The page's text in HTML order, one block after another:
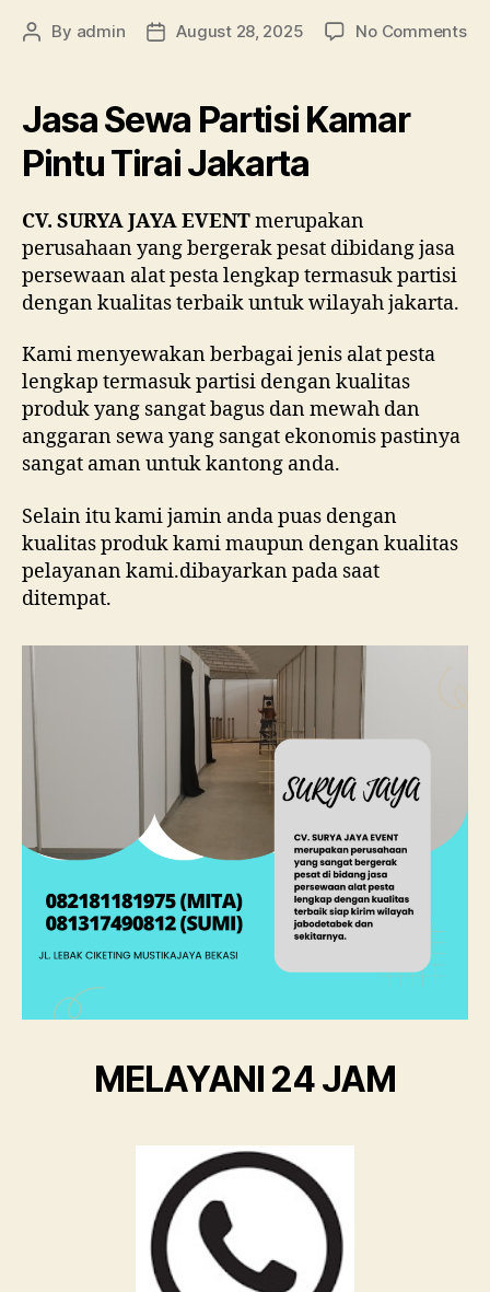
Post
By admin
PostAugust 28, 2025 No Commentson
Jasa Sewa Partisi Kamar
Pintu Tirai Jakarta
CV. SURYA JAYA EVENTmerupakan
perusahaan yang bergerak pesat dibidang jasa
persewaan alat pesta lengkap termasuk partisi
dengan kualitas terbaik untuk wilayah jakarta.
Kami menyewakan berbagai jenis alat pesta
lengkap termasuk partisi dengan kualitas
produk yang sangat bagus dan mewah dan
anggaran sewa yang sangat ekonomis pastinya
sangat aman untuk kantong anda.
Selain itu kami jamin anda puas dengan
kualitas produk kami maupun dengan kualitas
pelayanan kami.dibayarkan pada saat
ditempat.
MELAYANI 24 JAM